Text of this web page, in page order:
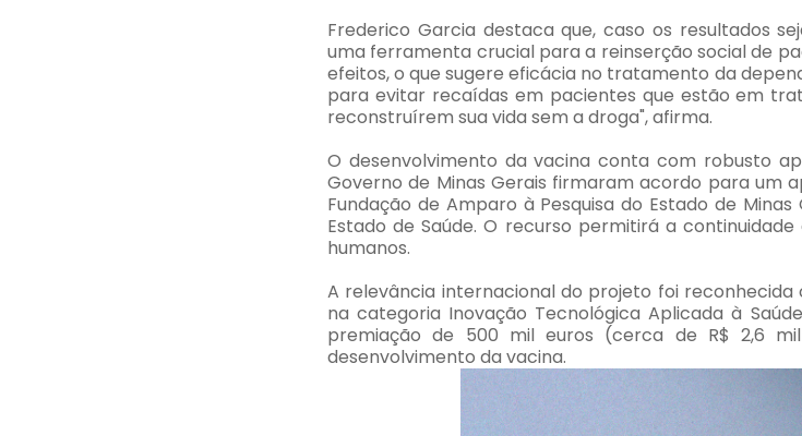
Frederico Garcia destaca que, caso os resultados
uma ferramenta crucial para a reinserção social de
efeitos, o que sugere eficácia no tratamento da
para evitar recaídas em pacientes que estão em
reconstruírem sua vida sem a droga", afirma.
O desenvolvimento da vacina conta com robusto
Governo de Minas Gerais firmaram acordo para um
Fundação de Amparo à Pesquisa do Estado de
Estado de Saúde. O recurso permitirá a
humanos.
A relevância internacional do projeto foi reconhecida
na categoria Inovação Tecnológica Aplicada à
premiação de 500 mil euros (cerca de R$ 2,6
desenvolvimento da vacina.